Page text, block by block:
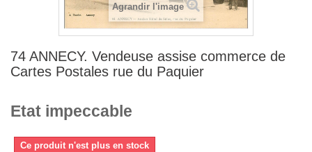
Agrandir l'image
74 ANNECY. Vendeuse assise commerce de
Cartes Postales rue du Paquier
Etat impeccable
Ce produit n'est plus en stock